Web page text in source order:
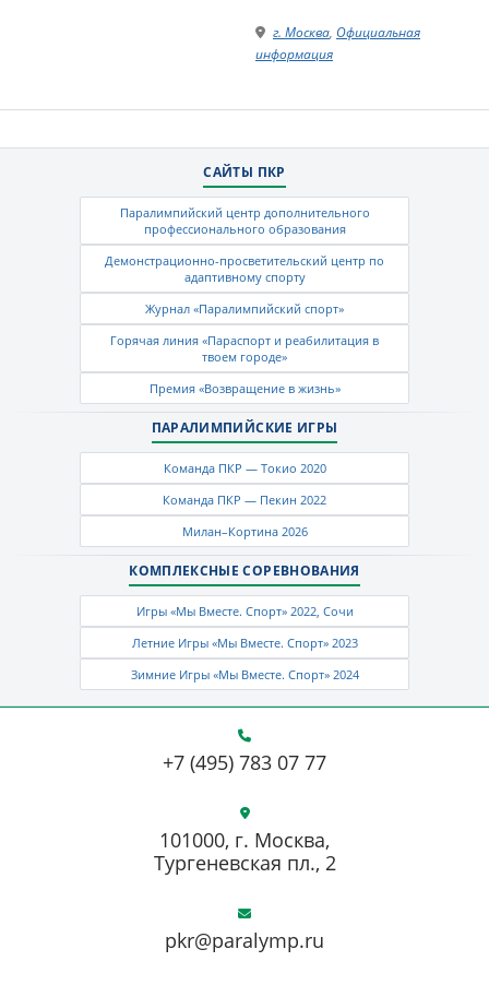
г. Москва, Официальная
информация
САЙТЫ ПКР
Паралимпийский центр дополнительного
профессионального образования
Демонстрационно-просветительский центр по
адаптивному спорту
Журнал «Паралимпийский спорт»
Горячая линия «Параспорт и реабилитация в
твоем городе»
Премия «Возвращение в жизнь»
ПАРАЛИМПИЙСКИЕ ИГРЫ
Команда ПКР — Токио 2020
Команда ПКР — Пекин 2022
Милан–Кортина 2026
КОМПЛЕКСНЫЕ СОРЕВНОВАНИЯ
Игры «Мы Вместе. Спорт» 2022, Сочи
Летние Игры «Мы Вместе. Спорт» 2023
Зимние Игры «Мы Вместе. Спорт» 2024
+7 (495) 783 07 77
pkr@paralymp.ru
101000, г. Москва,
Тургеневская пл., 2